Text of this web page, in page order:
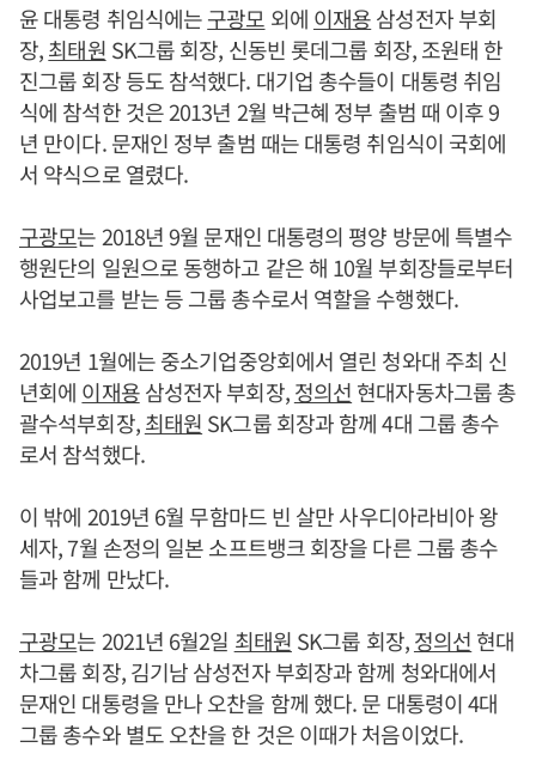
윤 대통령 취임식에는구광모 외에 이재용삼성전자 부회
장,최태원 SK그룹 회장, 신동빈 롯데그룹 회장, 조원태 한
진그룹 회장 등도 참석했다. 대기업 총수들이 대통령 취임
식에 참석한 것은 2013년 2월 박근혜 정부 출범 때 이후 9
년 만이다. 문재인 정부 출범 때는 대통령 취임식이 국회에
서 약식으로 열렸다.
구광모는 2018년 9월 문재인 대통령의 평양 방문에 특별수
행원단의 일원으로 동행하고 같은 해 10월 부회장들로부터
사업보고를 받는 등 그룹 총수로서 역할을 수행했다.
2019년 1월에는 중소기업중앙회에서 열린 청와대 주최 신
년회에 이재용삼성전자 부회장,정의선 현대자동차그룹 총
괄수석부회장,최태원 SK그룹 회장과 함께 4대 그룹 총수
로서 참석했다.
이 밖에 2019년 6월 무함마드 빈 살만 사우디아라비아 왕
세자, 7월 손정의 일본 소프트뱅크 회장을 다른 그룹 총수
들과 함께 만났다.
구광모는 2021년 6월2일 최태원 SK그룹 회장,정의선 현대
차그룹 회장, 김기남 삼성전자 부회장과 함께 청와대에서
문재인 대통령을 만나 오찬을 함께 했다. 문 대통령이 4대
그룹 총수와 별도 오찬을 한 것은 이때가 처음이었다.